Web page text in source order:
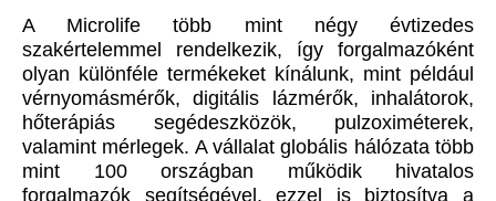
A Microlife több mint négy évtizedes
szakértelemmel rendelkezik, így forgalmazóként
olyan különféle termékeket kínálunk, mint például
vérnyomásmérők, digitális lázmérők, inhalátorok,
hőterápiás segédeszközök, pulzoximéterek,
valamint mérlegek. A vállalat globális hálózata több
mint 100 országban működik hivatalos
forgalmazók segítségével, ezzel is biztosítva a